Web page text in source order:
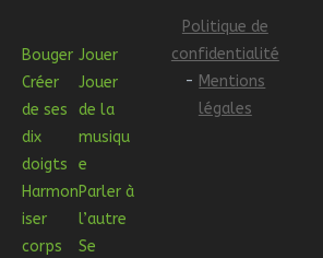
Bouger
Créer
de ses
dix
doigts
Harmon
iser
corps
Jouer
Jouer
de la
musiqu
e
Parler à
l’autre
Se
Politique de
confidentialité
- Mentions
légales